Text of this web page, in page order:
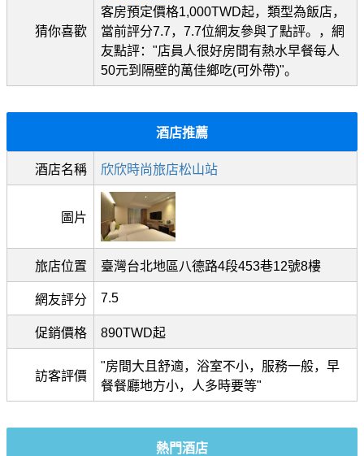
猜你喜歡
客房預定價格1,000TWD起，類型為飯店，
當前評分7.7，7.7位網友參與了點評。，網
友點評："店員人很好房間有熱水早餐每人
50元到隔壁的萬佳鄉吃(可外帶)"。
酒店推薦
酒店名稱 欣欣時尚旅店松山站
圖片
旅店位置 臺灣台北地區八德路4段453巷12號8樓
網友評分 7.5
促銷價格 890TWD起
訪客評價
"房間大且舒適，浴室不小，服務一般，早
餐餐廳地方小，人多時要等"
熱門酒店